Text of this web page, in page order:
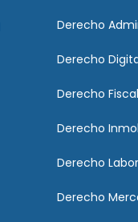
Derecho
Derecho
Derecho Fiscal
Derecho
Derecho
Derecho